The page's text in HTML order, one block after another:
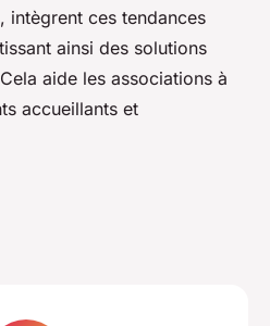
intègrent ces tendances
ainsi des solutions
aide les associations à
accueillants et